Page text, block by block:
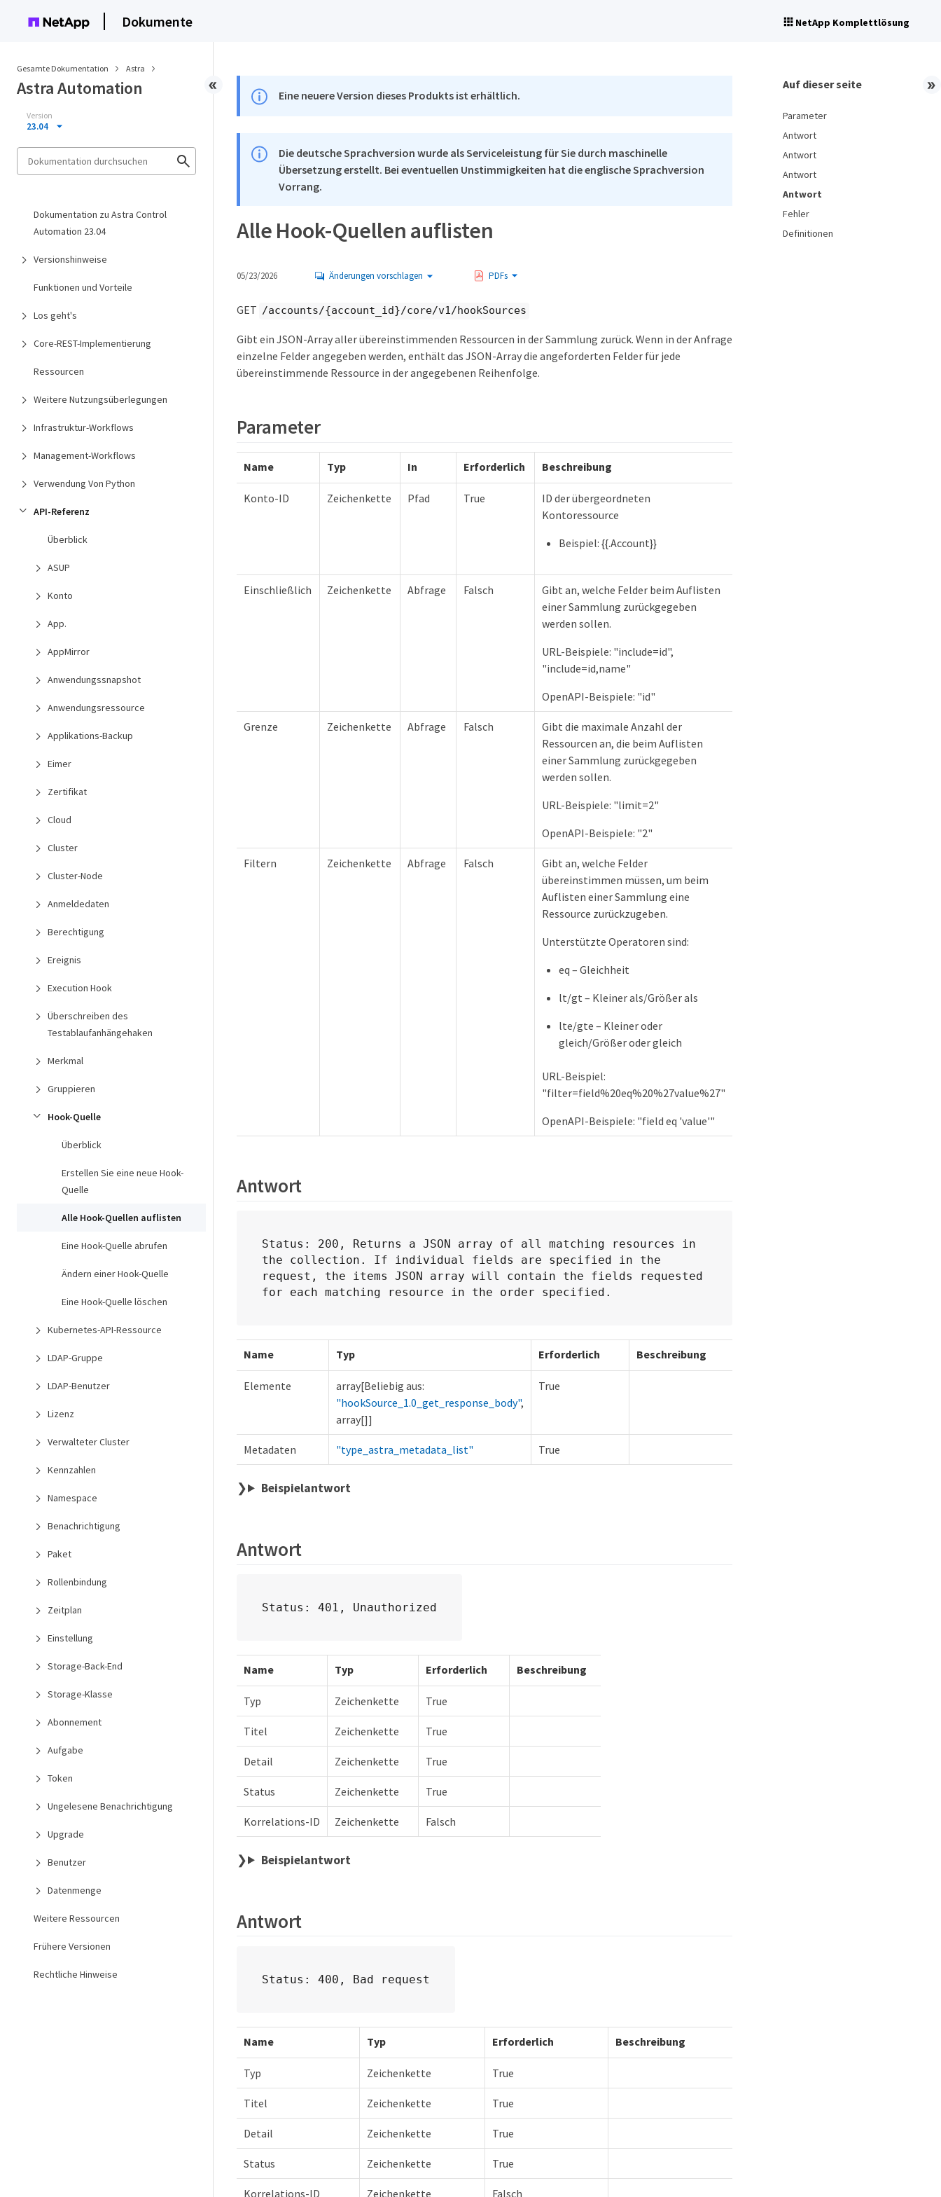
Dokumente NetApp Komplettlösung
Gesamte Dokumentation Astra
Astra Automation
Version
23.04
Dokumentation zu Astra Control
Automation 23.04
Versionshinweise
Funktionen und Vorteile
Los geht's
Core-REST-Implementierung
Ressourcen
Weitere Nutzungsüberlegungen
Infrastruktur-Workflows
Management-Workflows
Verwendung Von Python
API-Referenz
Überblick
ASUP
Konto
App.
AppMirror
Anwendungssnapshot
Anwendungsressource
Applikations-Backup
Eimer
Zertifikat
Cloud
Cluster
Cluster-Node
Anmeldedaten
Berechtigung
Ereignis
Execution Hook
Überschreiben des
Testablaufanhängehaken
Merkmal
Gruppieren
Hook-Quelle
Überblick
Erstellen Sie eine neue Hook-
Quelle
Alle Hook-Quellen auflisten
Eine Hook-Quelle abrufen
Ändern einer Hook-Quelle
Eine Hook-Quelle löschen
Kubernetes-API-Ressource
LDAP-Gruppe
LDAP-Benutzer
Lizenz
Verwalteter Cluster
Kennzahlen
Namespace
Benachrichtigung
Paket
Rollenbindung
Zeitplan
Einstellung
Storage-Back-End
Storage-Klasse
Abonnement
Aufgabe
Token
Ungelesene Benachrichtigung
Upgrade
Benutzer
Datenmenge
Weitere Ressourcen
Frühere Versionen
Rechtliche Hinweise
Eine neuere Version dieses Produkts ist erhältlich.
Die deutsche Sprachversion wurde als Serviceleistung für Sie durch maschinelle
Übersetzung erstellt. Bei eventuellen Unstimmigkeiten hat die englische Sprachversion
Vorrang.
Alle Hook-Quellen auflisten
05/23/2026 Änderungen vorschlagen PDFs
GET /accounts/{account_id}/core/v1/hookSources
Gibt ein JSON-Array aller übereinstimmenden Ressourcen in der Sammlung zurück. Wenn in der Anfrage
einzelne Felder angegeben werden, enthält das JSON-Array die angeforderten Felder für jede
übereinstimmende Ressource in der angegebenen Reihenfolge.
Parameter
Name Typ In Erforderlich Beschreibung
Konto-ID Zeichenkette Pfad True
ID der übergeordneten
Kontoressource
Beispiel: {{.Account}}
Einschließlich Zeichenkette Abfrage Falsch
Gibt an, welche Felder beim Auflisten
einer Sammlung zurückgegeben
werden sollen.
URL-Beispiele: "include=id",
"include=id,name"
OpenAPI-Beispiele: "id"
Grenze Zeichenkette Abfrage Falsch
Gibt die maximale Anzahl der
Ressourcen an, die beim Auflisten
einer Sammlung zurückgegeben
werden sollen.
URL-Beispiele: "limit=2"
OpenAPI-Beispiele: "2"
Filtern Zeichenkette Abfrage Falsch
Gibt an, welche Felder
übereinstimmen müssen, um beim
Auflisten einer Sammlung eine
Ressource zurückzugeben.
Unterstützte Operatoren sind:
eq – Gleichheit
lt/gt – Kleiner als/Größer als
lte/gte – Kleiner oder
gleich/Größer oder gleich
URL-Beispiel:
"filter=field%20eq%20%27value%27"
OpenAPI-Beispiele: "field eq 'value'"
Antwort
Status: 200, Returns a JSON array of all matching resources in
the collection. If individual fields are specified in the
request, the items JSON array will contain the fields requested
for each matching resource in the order specified.
Name Typ Erforderlich Beschreibung
Elemente
array[Beliebig aus:
"hookSource_1.0_get_response_body",
array[]]
True
Metadaten "type_astra_metadata_list" True
Beispielantwort
Antwort
Status: 401, Unauthorized
Name Typ Erforderlich Beschreibung
Typ Zeichenkette True
Titel Zeichenkette True
Detail Zeichenkette True
Status Zeichenkette True
Korrelations-ID Zeichenkette Falsch
Beispielantwort
Antwort
Status: 400, Bad request
Name Typ Erforderlich Beschreibung
Typ Zeichenkette True
Titel Zeichenkette True
Detail Zeichenkette True
Status Zeichenkette True
Korrelations-ID Zeichenkette Falsch
Auf dieser seite
Parameter
Antwort
Antwort
Antwort
Antwort
Fehler
Definitionen